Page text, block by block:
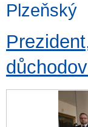
Plzeňský